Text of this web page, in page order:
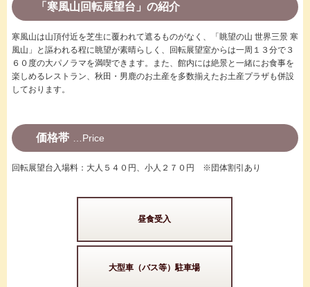
「寒風山回転展望台」の紹介
寒風山は山頂付近を芝生に覆われて遮るものがなく、「眺望の山 世界三景 寒
風山」と謳われる程に眺望が素晴らしく、回転展望室からは一周１３分で３
６０度の大パノラマを満喫できます。また、館内には絶景と一緒にお食事を
楽しめるレストラン、秋田・男鹿のお土産を多数揃えたお土産プラザも併設
しております。
価格帯 Price
回転展望台入場料：大人５４０円、小人２７０円 ※団体割引あり
昼食受入
大型車（バス等）駐車場